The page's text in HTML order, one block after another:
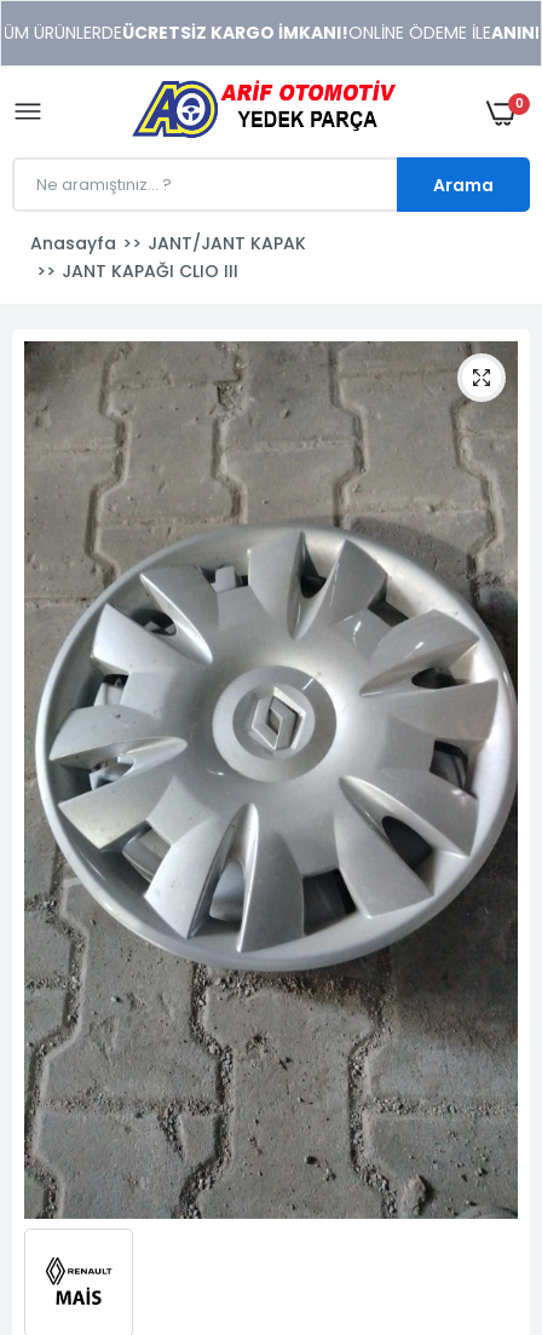
xonusu
veren
sitolar
ÜCRETSİZ KARGO İMKANI!ONLİNE ÖDEME İLE
0
Arama
Anasayfa
JANT/JANT KAPAK
JANT KAPAĞI CLIO III